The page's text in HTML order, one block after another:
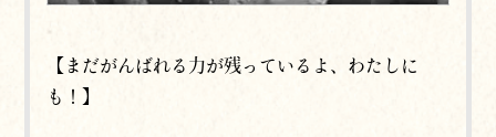
【まだがんばれる力が残っているよ、わたしに
も！】